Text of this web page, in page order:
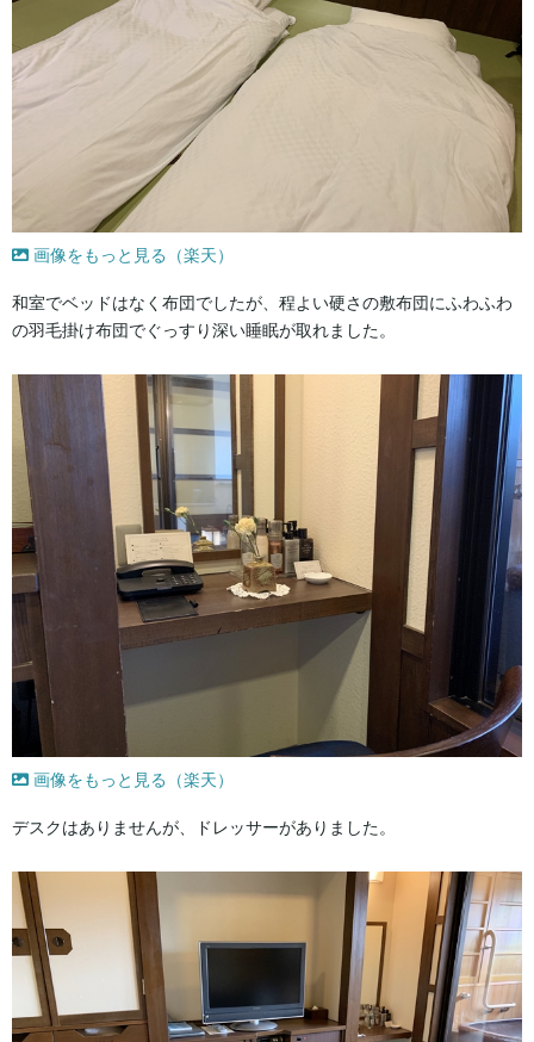
画像をもっと見る（楽天）
和室でベッドはなく布団でしたが、程よい硬さの敷布団にふわふわ
の羽毛掛け布団でぐっすり深い睡眠が取れました。
画像をもっと見る（楽天）
デスクはありませんが、ドレッサーがありました。